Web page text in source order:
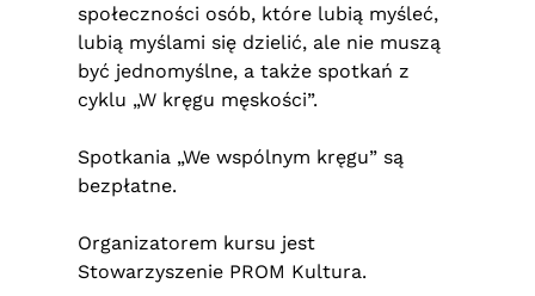
społeczności osób, które lubią myśleć,
lubią myślami się dzielić, ale nie muszą
być jednomyślne, a także spotkań z
cyklu „W kręgu męskości”.
Spotkania „We wspólnym kręgu” są
bezpłatne.
Organizatorem kursu jest
Stowarzyszenie PROM Kultura.